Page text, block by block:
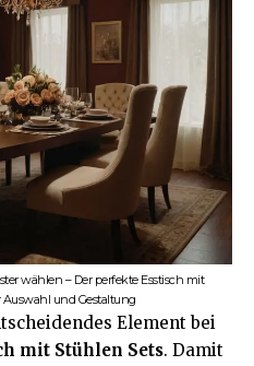
wählen – Der perfekte Esstisch mit
Auswahl und Gestaltung
Element bei
mit Stühlen Sets. Damit